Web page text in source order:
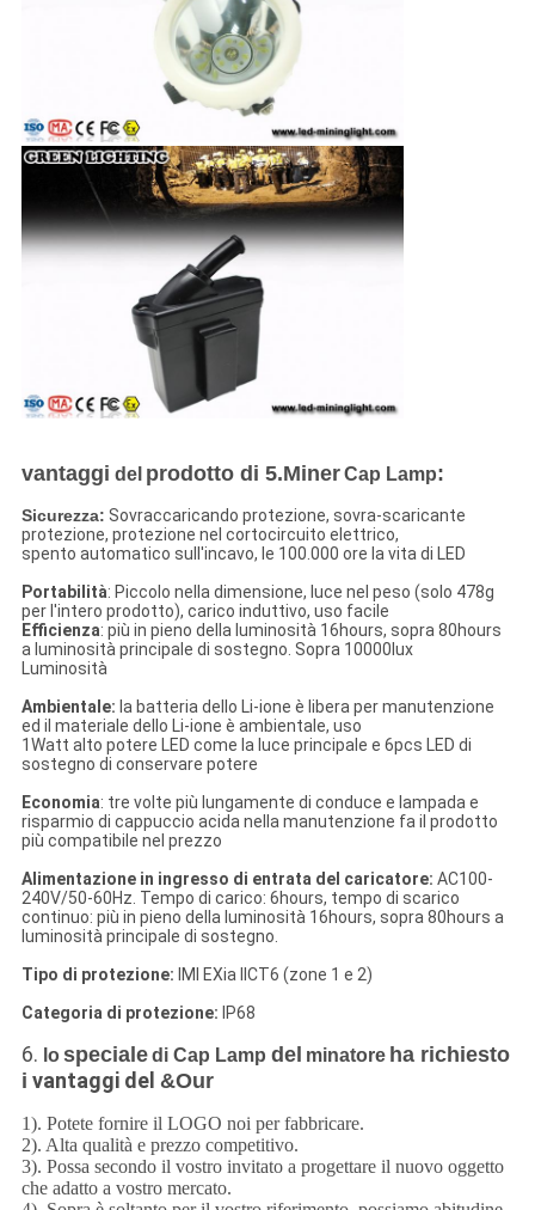
vantaggi del prodotto di 5.MinerCap Lamp:
Sicurezza: Sovraccaricando protezione, sovra-scaricante
protezione, protezione nel cortocircuito elettrico,
spento automatico sull'incavo, le 100.000 ore la vita di LED
Portabilità: Piccolo nella dimensione, luce nel peso (solo 478g
per l'intero prodotto), carico induttivo, uso facile
Efficienza: più in pieno della luminosità 16hours, sopra 80hours
a luminosità principale di sostegno. Sopra 10000lux
Luminosità
Ambientale: la batteria dello Li-ione è libera per manutenzione
ed il materiale dello Li-ione è ambientale, uso
1Watt alto potere LED come la luce principale e 6pcs LED di
sostegno di conservare potere
Economia: tre volte più lungamente di conduce e lampada e
risparmio di cappuccio acida nella manutenzione fa il prodotto
più compatibile nel prezzo
Alimentazione in ingresso di entrata del caricatore: AC100-
240V/50-60Hz. Tempo di carico: 6hours, tempo di scarico
continuo: più in pieno della luminosità 16hours, sopra 80hours a
luminosità principale di sostegno.
Tipo di protezione: IMI EXia IICT6 (zone 1 e 2)
Categoria di protezione: IP68
6. lospecialedi Cap Lamp del minatore ha richiesto
i vantaggi del &Our
1). Potete fornire il LOGO noi per fabbricare.
2). Alta qualità e prezzo competitivo.
3). Possa secondo il vostro invitato a progettare il nuovo oggetto
che adatto a vostro mercato.